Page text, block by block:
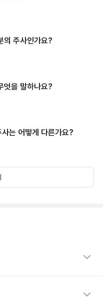
의 주사인가요?
엇을 말하나요?
는 어떻게 다른가요?